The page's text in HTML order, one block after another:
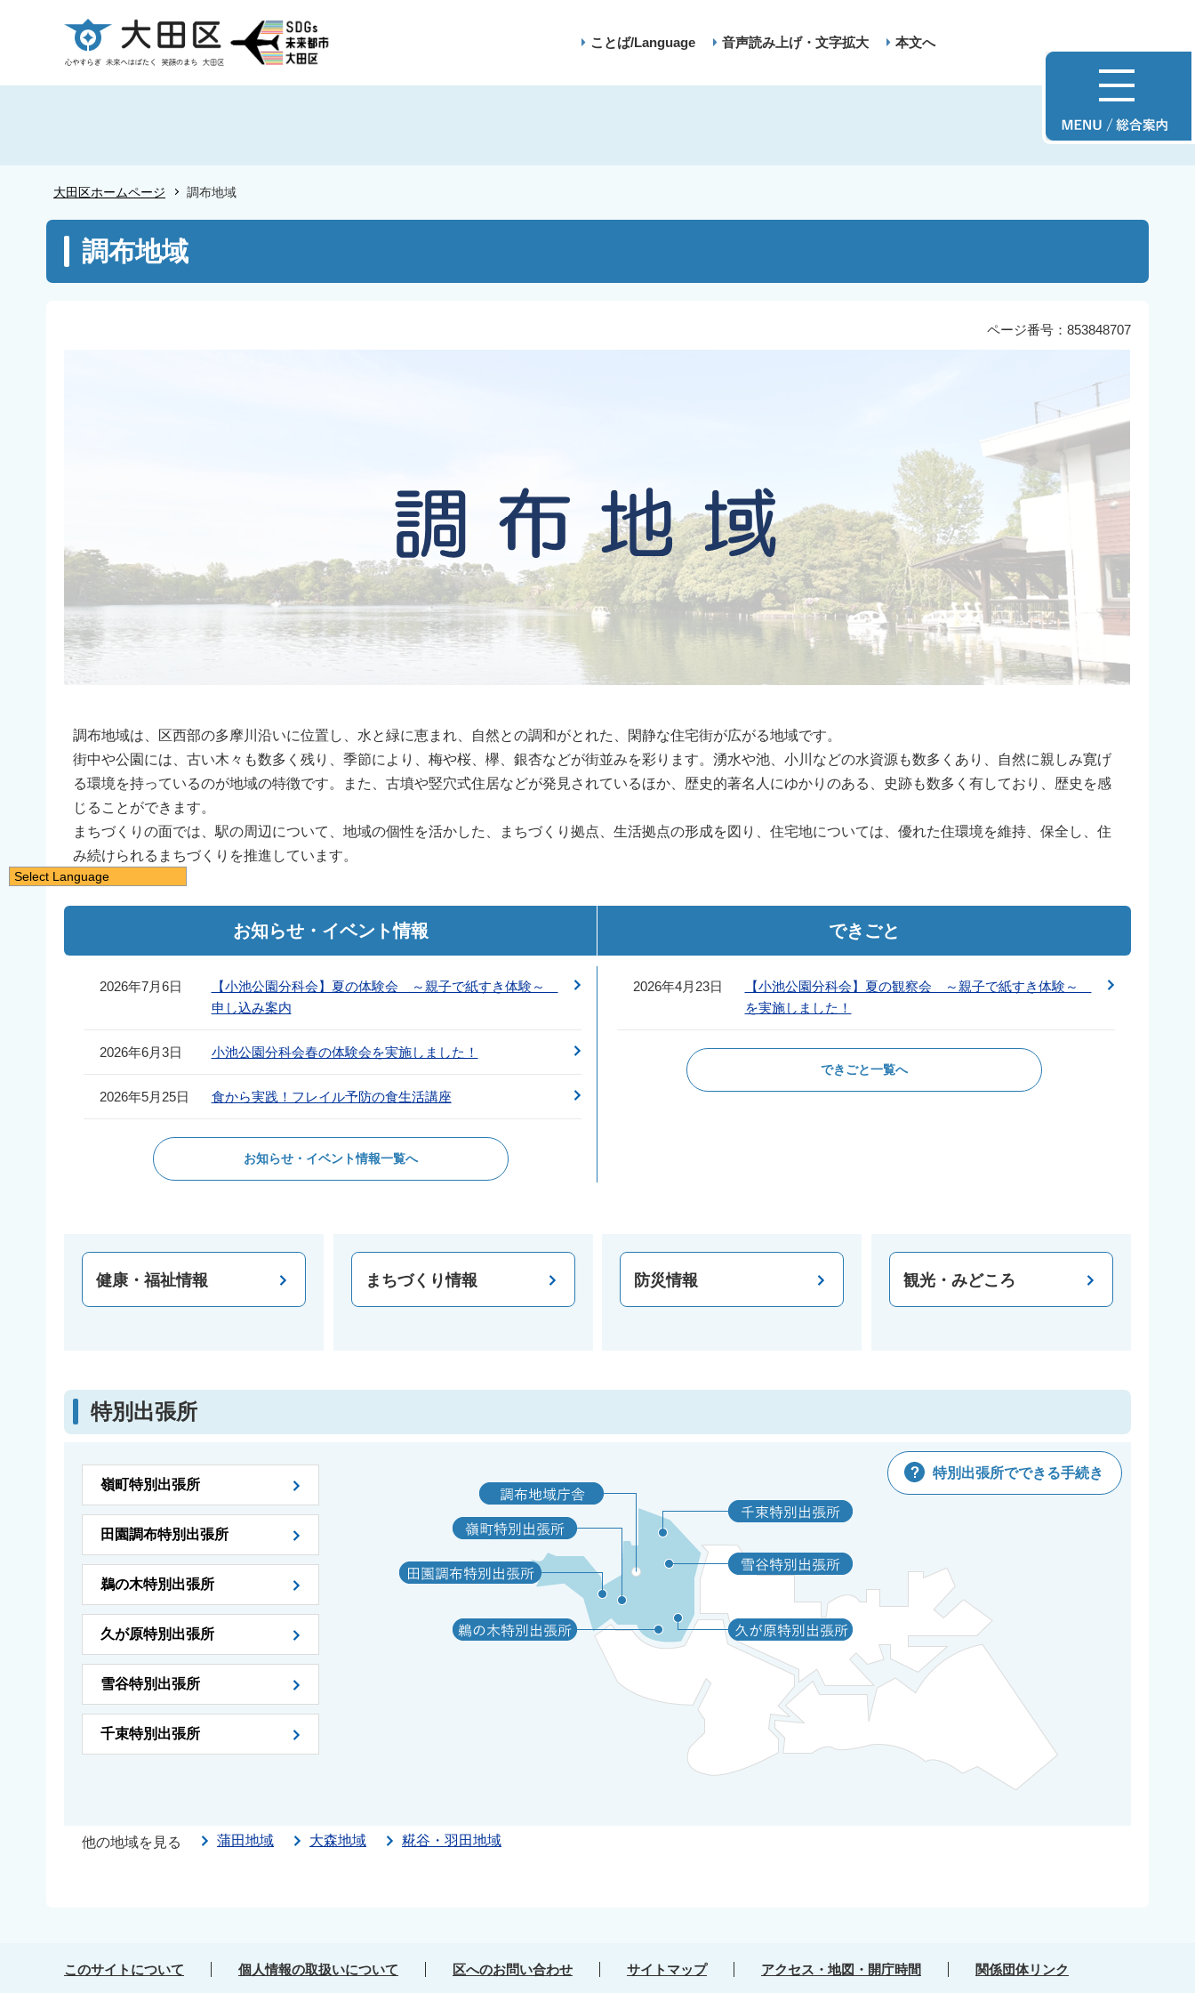
ー
ことば/Language 音声読み上げ・文字拡大 本文へ
大田区ホームページ 調布地域
こ
調布地域
ページ番号：853848707
調布地域は、区西部の多摩川沿いに位置し、水と緑に恵まれ、自然との調和がとれた、閑静な住宅街が広がる地域です。
街中や公園には、古い木々も数多く残り、季節により、梅や桜、欅、銀杏などが街並みを彩ります。湧水や池、小川などの水資源も数多くあり、自然に親しみ寛げ
る環境を持っているのが地域の特徴です。また、古墳や竪穴式住居などが発見されているほか、歴史的著名人にゆかりのある、史跡も数多く有しており、歴史を感
じることができます。
まちづくりの面では、駅の周辺について、地域の個性を活かした、まちづくり拠点、生活拠点の形成を図り、住宅地については、優れた住環境を維持、保全し、住
み続けられるまちづくりを推進しています。
お知らせ・イベント情報
2026年7月6日
【小池公園分科会】夏の体験会 ～親子で紙すき体験～
申し込み案内
2026年6月3日 小池公園分科会春の体験会を実施しました！
2026年5月25日 食から実践！フレイル予防の食生活講座
お知らせ・イベント情報一覧へ
できごと
2026年4月23日
【小池公園分科会】夏の観察会 ～親子で紙すき体験～
を実施しました！
できごと一覧へ
健康・福祉情報 まちづくり情報 防災情報 観光・みどころ
特別出張所
嶺町特別出張所
田園調布特別出張所
鵜の木特別出張所
久が原特別出張所
雪谷特別出張所
千束特別出張所
特別出張所でできる手続き
他の地域を見る 蒲田地域 大森地域 糀谷・羽田地域
このサイトについて 個人情報の取扱いについて 区へのお問い合わせ サイトマップ アクセス・地図・開庁時間 関係団体リンク
Select Language
简体中文